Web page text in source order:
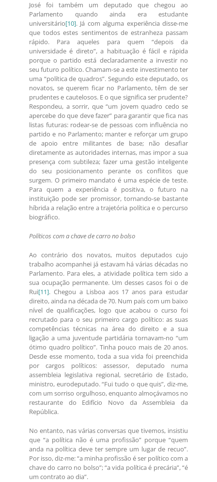
José foi também um deputado que chegou ao
Parlamento quando ainda era estudante
universitário[10]. Já com alguma experiência disse-me
que todos estes sentimentos de estranheza passam
rápido. Para aqueles para quem “depois da
universidade é direto”, a habituação é fácil e rápida
porque o partido está declaradamente a investir no
seu futuro político. Chamam-se a este investimento ter
uma “política de quadros”. Segundo este deputado, os
novatos, se querem ficar no Parlamento, têm de ser
prudentes e cautelosos. E o que significa ser prudente?
Respondeu, a sorrir, que “um jovem quadro cedo se
apercebe do que deve fazer” para garantir que fica nas
listas futuras: rodear-se de pessoas com influência no
partido e no Parlamento; manter e reforçar um grupo
de apoio entre militantes de base; não desafiar
diretamente as autoridades internas, mas impor a sua
presença com subtileza; fazer uma gestão inteligente
do seu posicionamento perante os conflitos que
surgem. O primeiro mandato é uma espécie de teste.
Para quem a experiência é positiva, o futuro na
instituição pode ser promissor, tornando-se bastante
híbrida a relação entre a trajetória política e o percurso
biográfico.
Políticos com a chave de carro no bolso
Ao contrário dos novatos, muitos deputados cujo
trabalho acompanhei já estavam há várias décadas no
Parlamento. Para eles, a atividade política tem sido a
sua ocupação permanente. Um desses casos foi o de
Rui[11]. Chegou a Lisboa aos 17 anos para estudar
direito, ainda na década de 70. Num país com um baixo
nível de qualificações, logo que acabou o curso foi
recrutado para o seu primeiro cargo político: as suas
competências técnicas na área do direito e a sua
ligação a uma juventude partidária tornavam-no “um
ótimo quadro político”. Tinha pouco mais de 20 anos.
Desde esse momento, toda a sua vida foi preenchida
por cargos políticos: assessor, deputado numa
assembleia legislativa regional, secretário de Estado,
ministro, eurodeputado. “Fui tudo o que quis”, diz-me,
com um sorriso orgulhoso, enquanto almoçávamos no
restaurante do Edifício Novo da Assembleia da
República.
No entanto, nas várias conversas que tivemos, insistiu
que “a política não é uma profissão” porque “quem
anda na política deve ter sempre um lugar de recuo”.
Por isso, diz-me: “a minha profissão é ser político com a
chave do carro no bolso”; “a vida política é precária”, “é
um contrato ao dia”.